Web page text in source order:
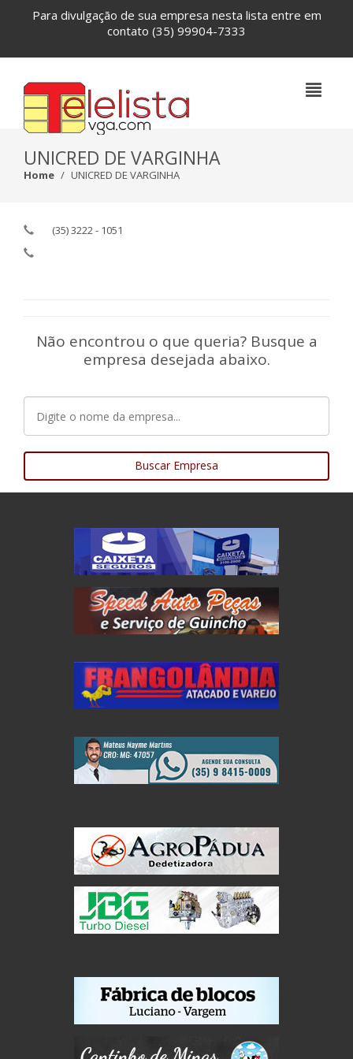
Para divulgação de sua empresa nesta lista entre em
contato (35) 99904-7333
UNICRED DE VARGINHA
Home UNICRED DE VARGINHA
(35) 3222 - 1051
Não encontrou o que queria? Busque a
empresa desejada abaixo.
Buscar Empresa